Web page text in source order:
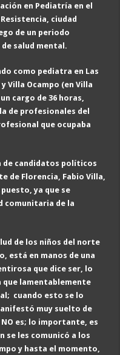
en Pediatría en el
ciudad
de un periodo
salud mental.
como pediatra en Las
Villa Ocampo (en Villa
cargo de 36 horas,
de profesionales del
que ocupaba
de candidatos políticos
de Florencia, Fabio Villa,
ya que se
comunitaria de la
de los niños del norte
está en manos de una
que dice ser, lo
que lamentablemente
cuando esto se lo
muy suelto de
es; lo importante, es
se les comunicó a los
y hasta el momento,